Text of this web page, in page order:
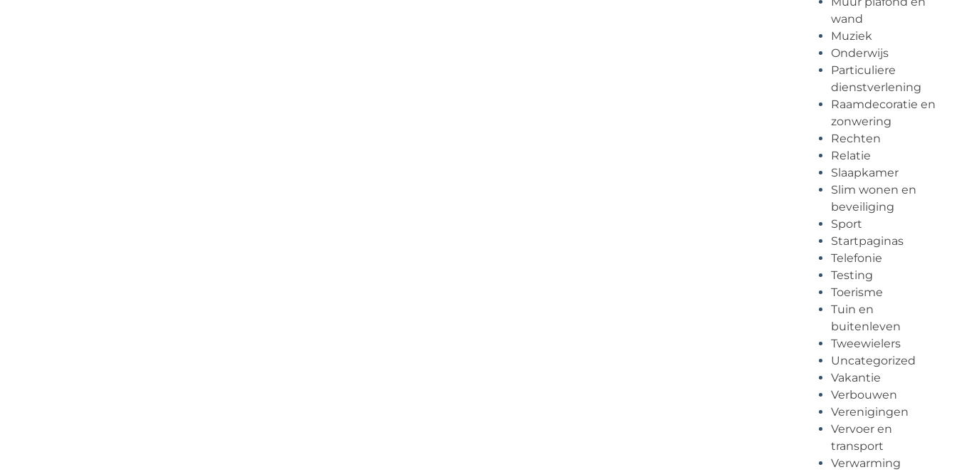
wand
Muziek
Onderwijs
Particuliere
dienstverlening
Raamdecoratie en
zonwering
Rechten
Relatie
Slaapkamer
Slim wonen en
beveiliging
Sport
Startpaginas
Telefonie
Testing
Toerisme
Tuin en
buitenleven
Tweewielers
Uncategorized
Vakantie
Verbouwen
Verenigingen
Vervoer en
transport
Verwarming